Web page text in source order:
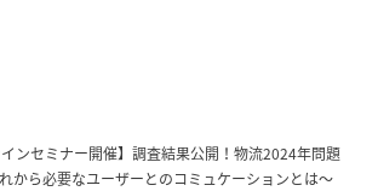
インセミナー開催】調査結果公開！物流2024年問題
から必要なユーザーとのコミュケーションとは～